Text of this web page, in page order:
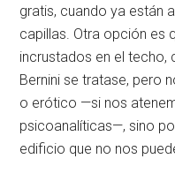
gratis, cuando ya están
capillas. Otra opción es
incrustados en el techo,
Bernini se tratase, pero
o erótico —si nos
psicoanalíticas—, sino
edificio que no nos